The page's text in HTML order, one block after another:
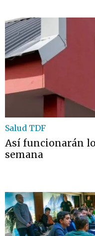
Salud TDF
Así funcionarán
semana